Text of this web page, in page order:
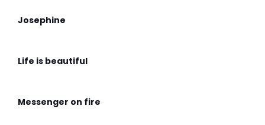
Josephine
Life is beautiful
Messenger on fire